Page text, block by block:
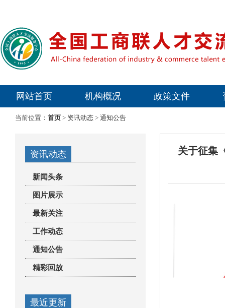
网站首页 机构概况 政策文件
专家委员会
当前位置： 首页 > 资讯动态 > 通知公告
资讯动态
新闻头条
图片展示
最新关注
工作动态
通知公告
精彩回放
最近更新
关于征集